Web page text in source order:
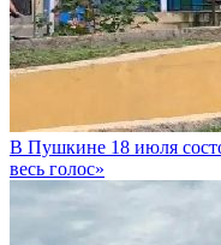
В Пушкине 18 июля
весь голос»